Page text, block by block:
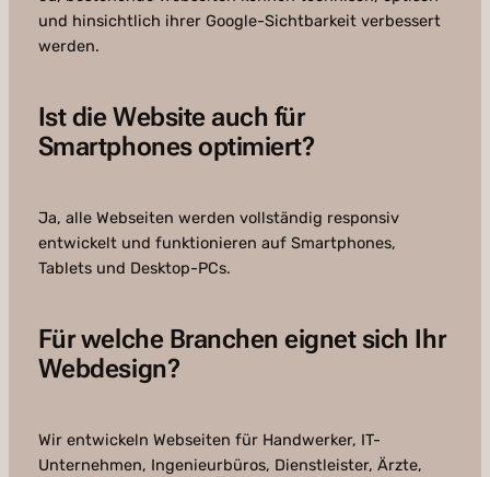
und hinsichtlich ihrer Google-Sichtbarkeit verbessert
werden.
Ist die Website auch für
Smartphones optimiert?
Ja, alle Webseiten werden vollständig responsiv
entwickelt und funktionieren auf Smartphones,
Tablets und Desktop-PCs.
Für welche Branchen eignet sich Ihr
Webdesign?
Wir entwickeln Webseiten für Handwerker, IT-
Unternehmen, Ingenieurbüros, Dienstleister, Ärzte,